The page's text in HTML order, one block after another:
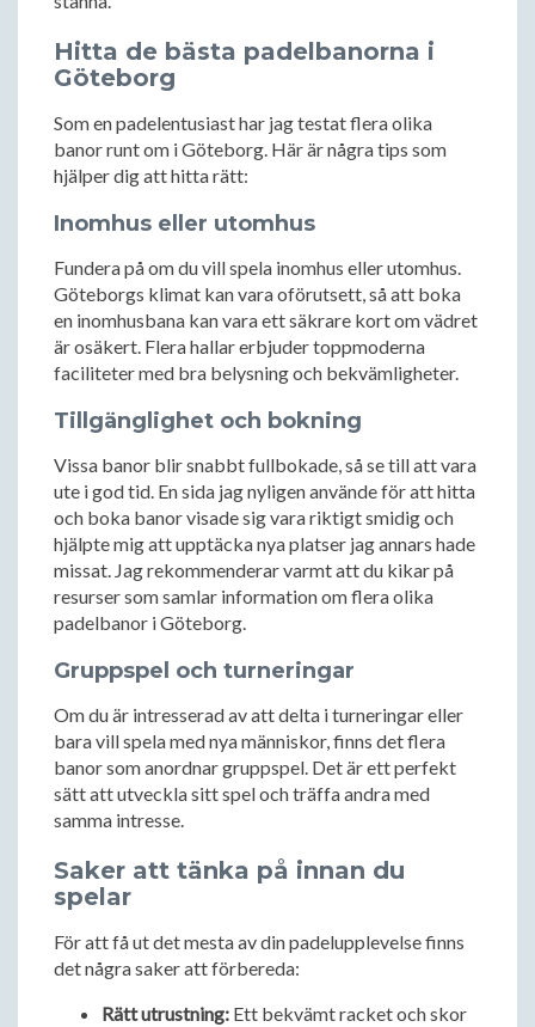
Hitta de bästa padelbanorna i
Göteborg
Som en padelentusiast har jag testat flera olika
banor runt om i Göteborg. Här är några tips som
hjälper dig att hitta rätt:
Inomhus eller utomhus
Fundera på om du vill spela inomhus eller utomhus.
Göteborgs klimat kan vara oförutsett, så att boka
en inomhusbana kan vara ett säkrare kort om vädret
är osäkert. Flera hallar erbjuder toppmoderna
faciliteter med bra belysning och bekvämligheter.
Tillgänglighet och bokning
Vissa banor blir snabbt fullbokade, så se till att vara
ute i god tid. En sida jag nyligen använde för att hitta
och boka banor visade sig vara riktigt smidig och
hjälpte mig att upptäcka nya platser jag annars hade
missat. Jag rekommenderar varmt att du kikar på
resurser som samlar information om flera olika
padelbanor i Göteborg.
Gruppspel och turneringar
Om du är intresserad av att delta i turneringar eller
bara vill spela med nya människor, finns det flera
banor som anordnar gruppspel. Det är ett perfekt
sätt att utveckla sitt spel och träffa andra med
samma intresse.
Saker att tänka på innan du
spelar
För att få ut det mesta av din padelupplevelse finns
det några saker att förbereda:
Rätt utrustning: Ett bekvämt racket och skor